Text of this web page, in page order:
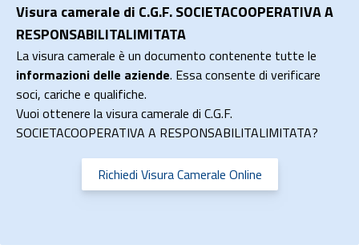
Visura camerale di C.G.F. SOCIETACOOPERATIVA A
RESPONSABILITALIMITATA
La visura camerale è un documento contenente tutte le
informazioni delle aziende. Essa consente di verificare
soci, cariche e qualifiche.
Vuoi ottenere la visura camerale di C.G.F.
SOCIETACOOPERATIVA A RESPONSABILITALIMITATA?
Richiedi Visura Camerale Online